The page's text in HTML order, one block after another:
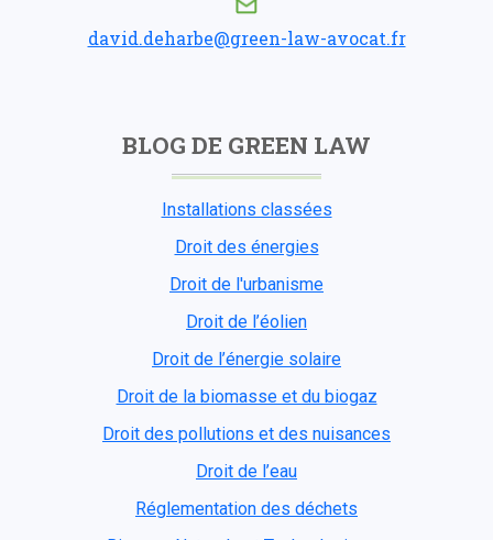
david.deharbe@green-law-avocat.fr
BLOG DE GREEN LAW
Installations classées
Droit des énergies
Droit de l'urbanisme
Droit de l’éolien
Droit de l’énergie solaire
Droit de la biomasse et du biogaz
Droit des pollutions et des nuisances
Droit de l’eau
Réglementation des déchets